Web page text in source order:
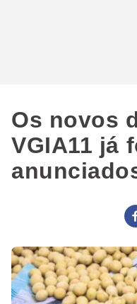
Os novos
VGIA11 já